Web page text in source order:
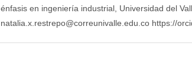
énfasis en ingeniería industrial, Universidad del
natalia.x.restrepo@correunivalle.edu.co https://